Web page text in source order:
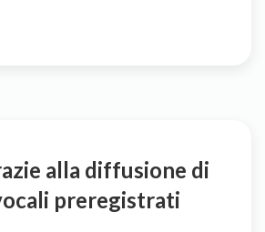
alla diffusione di
preregistrati